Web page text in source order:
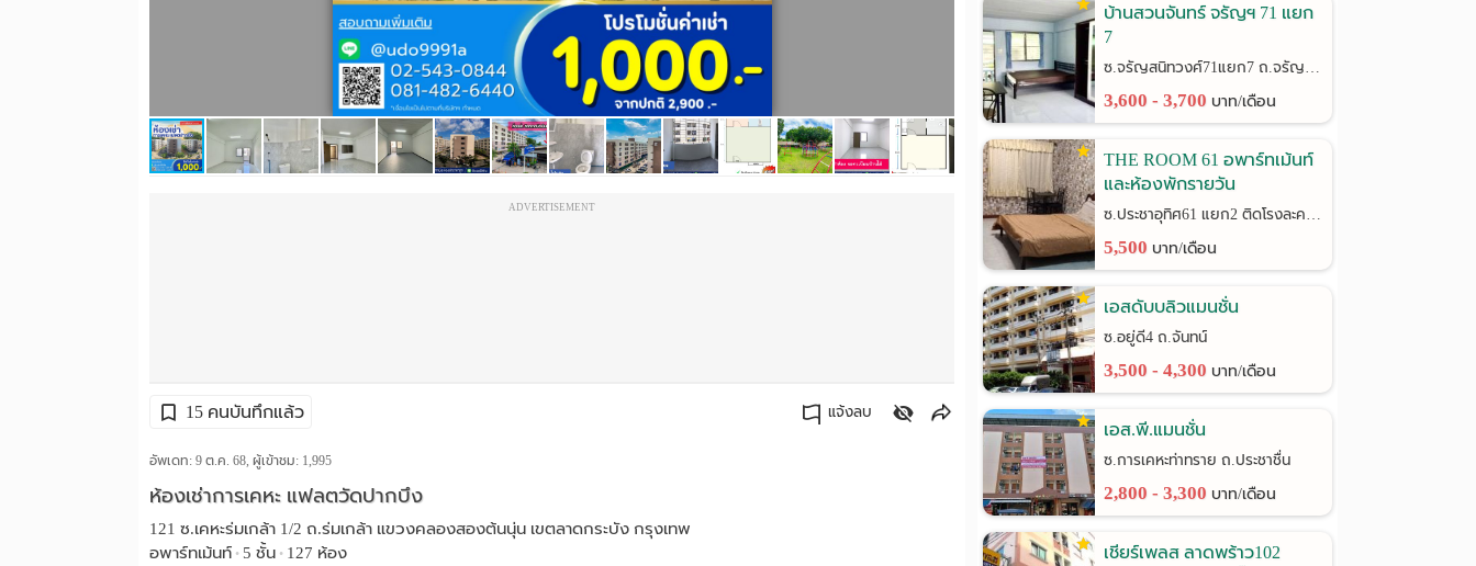
ADVERTISEMENT
15 คนบันทึกแล้ว แจ้งลบ
อัพเดท: 9 ต.ค. 68, ผู้เข้าชม: 1,995
ห้องเช่าการเคหะ แฟลตวัดปากบึง
121 ซ.เคหะร่มเกล้า 1/2 ถ.ร่มเกล้า แขวงคลองสองต้นนุ่น เขตลาดกระบัง กรุงเทพ
อพาร์ทเม้นท์ • 5 ชั้น • 127 ห้อง
บ้านสวนจันทร์ จรัญฯ 71 แยก
7
ซ.จรัญสนิทวงศ์71แยก7 ถ.จรัญสนิทวงศ์
3,600 - 3,700 บาท/เดือน
THE ROOM 61 อพาร์ทเม้นท์
และห้องพักรายวัน
ซ.ประชาอุทิศ61 แยก2 ติดโรงละครช้าง
5,500 บาท/เดือน
เอสดับบลิวแมนชั่น
ซ.อยู่ดี4 ถ.จันทน์
3,500 - 4,300 บาท/เดือน
เอส.พี.แมนชั่น
ซ.การเคหะท่าทราย ถ.ประชาชื่น
2,800 - 3,300 บาท/เดือน
เชียร์เพลส ลาดพร้าว102